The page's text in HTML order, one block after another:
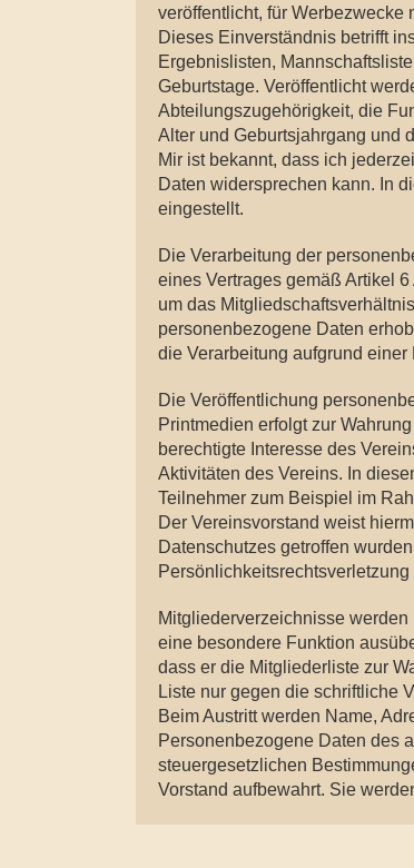
veröffentlicht, für Werbezwecke
Dieses Einverständnis betrifft
Ergebnislisten,
Geburtstage. Veröffentlicht
Abteilungszugehörigkeit, die
Alter und Geburtsjahrgang und
Mir ist bekannt, dass ich
Daten widersprechen kann. In
eingestellt.
Die Verarbeitung der
eines Vertrages gemäß Artikel
um das
personenbezogene Daten
die Verarbeitung aufgrund
Die Veröffentlichung
Printmedien erfolgt zur
berechtigte Interesse des
Aktivitäten des Vereins. In
Teilnehmer zum Beispiel im
Der Vereinsvorstand weist
Datenschutzes getroffen
Persönlichkeitsrechtsverletzung
Mitgliederverzeichnisse
eine besondere Funktion
dass er die Mitgliederliste zur
Liste nur gegen die schriftliche
Beim Austritt werden Name,
Personenbezogene Daten des
steuergesetzlichen
Vorstand aufbewahrt. Sie